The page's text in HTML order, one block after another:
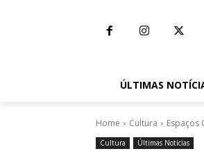
ÚLTIMAS
Home Cultura Espaços
Cultura Últimas Notícias